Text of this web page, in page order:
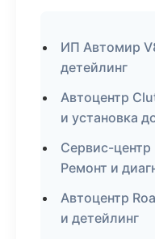
ИП Автомир
детейлинг
Автоцентр
и установка
Сервис-
Ремонт и
Автоцентр
и детейлинг